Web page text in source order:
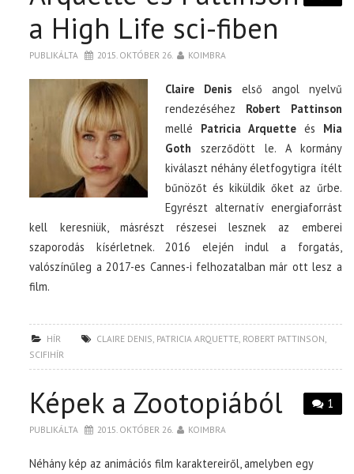
a High Life sci-fiben
PUBLIKÁLTA 2015. OKTÓBER 26. KOIMBRA
Claire Denis első angol nyelvű
rendezéséhez Robert Pattinson
mellé Patricia Arquetteés Mia
Goth szerződött le. A kormány
kiválaszt néhány életfogytigra ítélt
bűnözőt és kiküldik őket az űrbe.
Egyrészt alternatív energiaforrást
kell keresniük, másrészt részesei lesznek az emberei
szaporodás kísérletnek. 2016 elején indul a forgatás,
valószínűleg a 2017-es Cannes-i felhozatalban már ott lesz a
film.
HÍR CLAIRE DENIS, PATRICIA ARQUETTE, ROBERT PATTINSON,
SCIFIHÍR
1
Képek a Zootopiából
PUBLIKÁLTA 2015. OKTÓBER 26. KOIMBRA
Néhány kép az animációs film karaktereiről, amelyben egy